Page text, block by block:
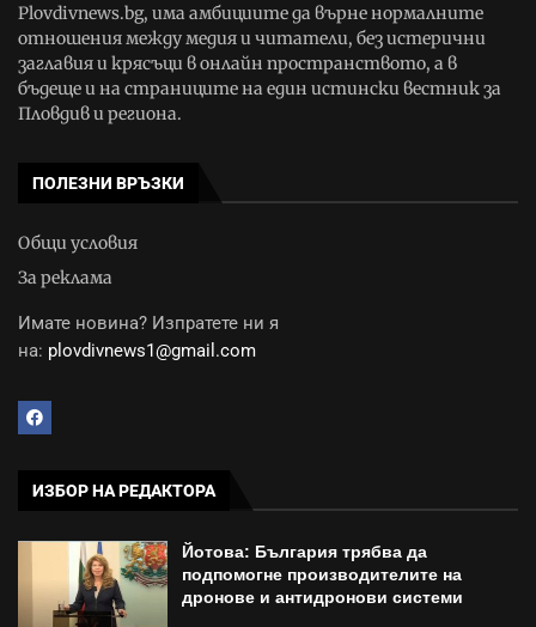
Plovdivnews.bg, има амбициите да върне нормалните
отношения между медия и читатели, без истерични
заглавия и крясъци в онлайн пространството, а в
бъдеще и на страниците на един истински вестник за
Пловдив и региона.
ПОЛЕЗНИ ВРЪЗКИ
Общи условия
За реклама
Имате новина? Изпратете ни я
на: plovdivnews1@gmail.com
ИЗБОР НА РЕДАКТОРА
Йотова: България трябва да
подпомогне производителите на
дронове и антидронови системи